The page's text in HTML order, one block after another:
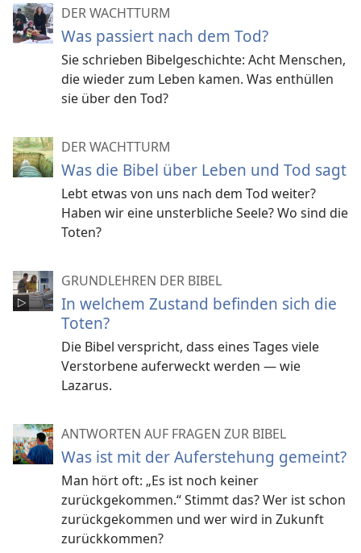
DER WACHTTURM
Was passiert nach dem Tod?
Sie schrieben Bibelgeschichte: Acht Menschen,
die wieder zum Leben kamen. Was enthüllen
sie über den Tod?
DER WACHTTURM
Was die Bibel über Leben und Tod sagt
Lebt etwas von uns nach dem Tod weiter?
Haben wir eine unsterbliche Seele? Wo sind die
Toten?
GRUNDLEHREN DER BIBEL
In welchem Zustand befinden sich die
Toten?
Die Bibel verspricht, dass eines Tages viele
Verstorbene auferweckt werden — wie
Lazarus.
ANTWORTEN AUF FRAGEN ZUR BIBEL
Was ist mit der Auferstehung gemeint?
Man hört oft: „Es ist noch keiner
zurückgekommen.“ Stimmt das? Wer ist schon
zurückgekommen und wer wird in Zukunft
zurückkommen?